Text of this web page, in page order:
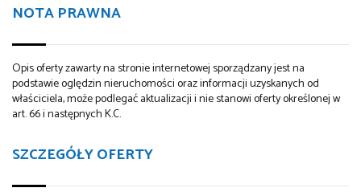
NOTA PRAWNA
Opis oferty zawarty na stronie internetowej sporządzany jest na
podstawie oględzin nieruchomości oraz informacji uzyskanych od
właściciela, może podlegać aktualizacji i nie stanowi oferty określonej w
art. 66 i następnych K.C.
SZCZEGÓŁY OFERTY